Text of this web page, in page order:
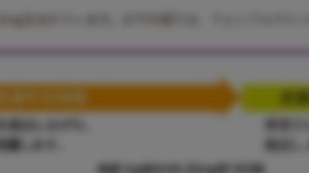
含まれています。以下の図では、フェンフルラミン